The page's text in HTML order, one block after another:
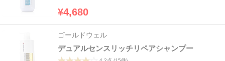
¥4,680
ゴールドウェル
デュアルセンスリッチリペアシャンプー